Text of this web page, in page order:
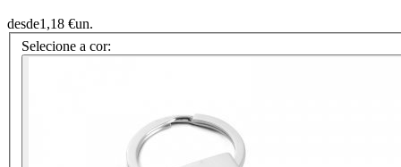
desde1,18 €un.
Selecione a cor: